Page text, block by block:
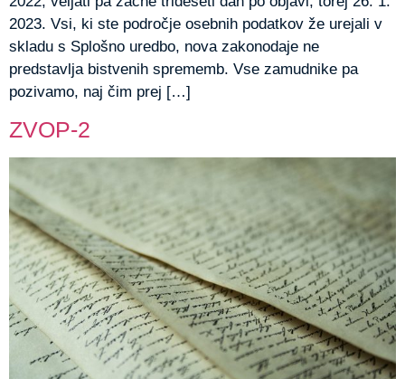
2023. Vsi, ki ste področje osebnih podatkov že urejali v
skladu s Splošno uredbo, nova zakonodaje ne
predstavlja bistvenih sprememb. Vse zamudnike pa
pozivamo, naj čim prej […]
ZVOP-2